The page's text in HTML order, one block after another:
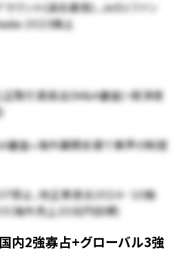
ント(過去最高)、JeSUファン
2023廃止
正取引委員会(M&A審査)・経済産
審査+海外展開支援で業界の制度
禁止、改正景表法2024-10施
海外売上20兆円目標)
内2強寡占+グローバル3強